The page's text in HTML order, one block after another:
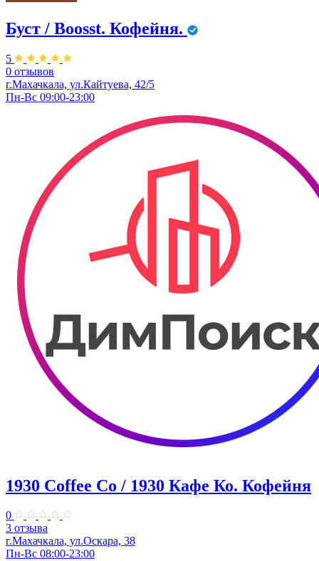
Буст / Boosst. Кофейня.
5
0 отзывов
г.Махачкала, ул.Кайтуева, 42/5
Пн-Вс 09:00-23:00
1930 Coffee Co / 1930 Кафе Ко. Кофейня
0
3 отзыва
г.Махачкала, ​ул.Оскара, 38
Пн-Вс 08:00-23:00